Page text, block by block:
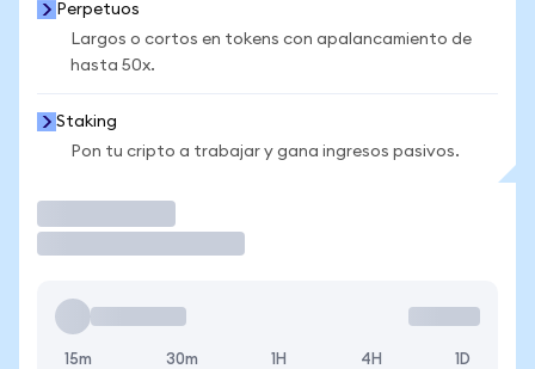
Perpetuos
Largos o cortos en tokens con apalancamiento de
hasta 50x.
Staking
Pon tu cripto a trabajar y gana ingresos pasivos.
15m 30m 1H 4H 1D